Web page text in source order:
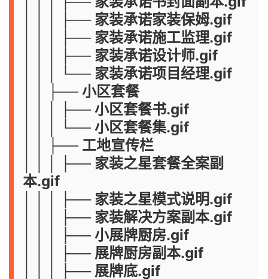
│ │ │ ├── 家装承诺家装保姆.gif
│ │ │ ├── 家装承诺施工监理.gif
│ │ │ ├── 家装承诺设计师.gif
│ │ │ └── 家装承诺项目经理.gif
│ │ ├── 小区套餐
│ │ │ ├── 小区套餐书.gif
│ │ │ └── 小区套餐集.gif
│ │ ├── 工地宣传栏
│ │ │ ├── 家装之星套餐全案副
本.gif
│ │ │ ├── 家装之星模式说明.gif
│ │ │ ├── 家装解决方案副本.gif
│ │ │ ├── 小展牌厨房.gif
│ │ │ ├── 展牌厨房副本.gif
│ │ │ ├── 展牌底.gif